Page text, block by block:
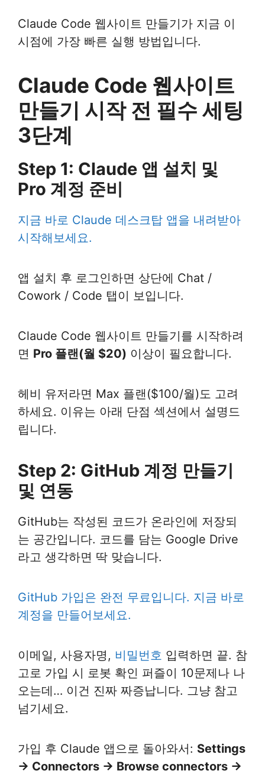
Claude Code 웹사이트 만들기가 지금 이
시점에 가장 빠른 실행 방법입니다.
Claude Code 웹사이트
만들기 시작 전 필수 세팅
3단계
Step 1: Claude 앱 설치 및
Pro 계정 준비
지금 바로 Claude 데스크탑 앱을 내려받아
시작해보세요.
앱 설치 후 로그인하면 상단에 Chat /
Cowork / Code 탭이 보입니다.
Claude Code 웹사이트 만들기를 시작하려
면 Pro 플랜(월 $20) 이상이 필요합니다.
헤비 유저라면 Max 플랜($100/월)도 고려
하세요. 이유는 아래 단점 섹션에서 설명드
립니다.
Step 2: GitHub 계정 만들기
및 연동
GitHub는 작성된 코드가 온라인에 저장되
는 공간입니다. 코드를 담는 Google Drive
라고 생각하면 딱 맞습니다.
GitHub 가입은 완전 무료입니다. 지금 바로
계정을 만들어보세요.
이메일, 사용자명, 비밀번호 입력하면 끝. 참
고로 가입 시 로봇 확인 퍼즐이 10문제나 나
오는데… 이건 진짜 짜증납니다. 그냥 참고
넘기세요.
가입 후 Claude 앱으로 돌아와서: Settings
→ Connectors → Browse connectors →